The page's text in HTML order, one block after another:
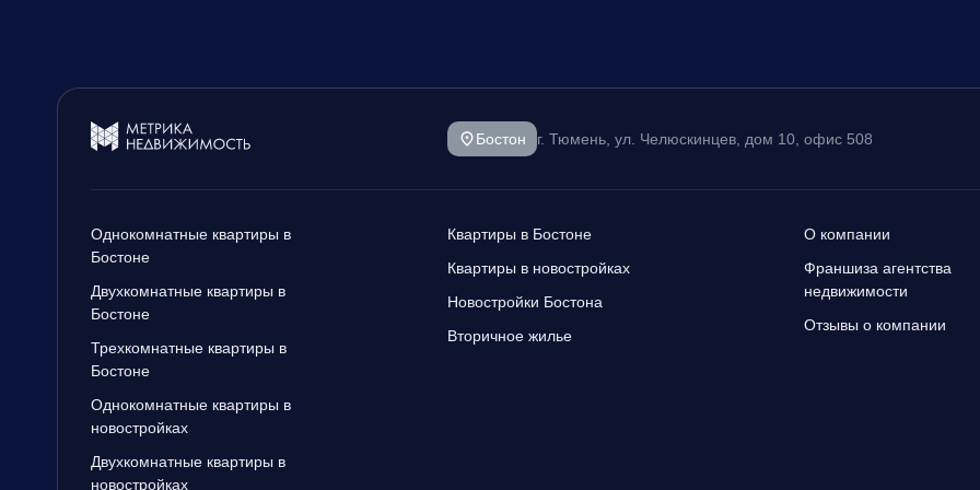
Бостон г. Тюмень, ул. Челюскинцев, дом 10, офис 508
Однокомнатные квартиры в
Бостоне
Двухкомнатные квартиры в
Бостоне
Трехкомнатные квартиры в
Бостоне
Однокомнатные квартиры в
новостройках
Двухкомнатные квартиры в
новостройках
Квартиры в Бостоне
Квартиры в новостройках
Новостройки Бостона
Вторичное жилье
О компании
Франшиза агентства
недвижимости
Отзывы о компании